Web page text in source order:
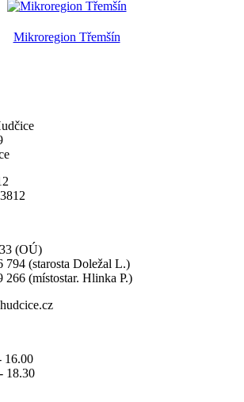
Mikroregion Třemšín
(OÚ)
794 (starosta Doležal L.)
266 (místostar. Hlinka P.)
16.00
18.30